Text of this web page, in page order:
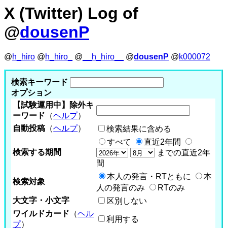
X (Twitter) Log of
@dousenP
@h_hiro @h_hiro_ @ __h_hiro__ @dousenP @k000072
検索キーワード
オプション
【試験運用中】除外キ
ーワード （ヘルプ）
自動投稿 （ヘルプ） 検索結果に含める
検索する期間
すべて
直近2年間
までの直近2年
間
検索対象
本人の発言・RTともに
本
人の発言のみ
RTのみ
大文字・小文字
区別しない
ワイルドカード （ヘル
プ）
利用する